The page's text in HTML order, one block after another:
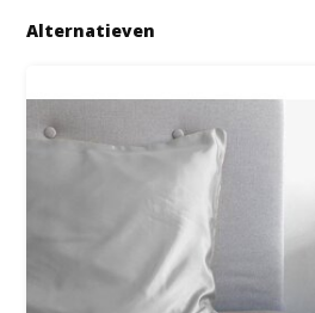
Alternatieven